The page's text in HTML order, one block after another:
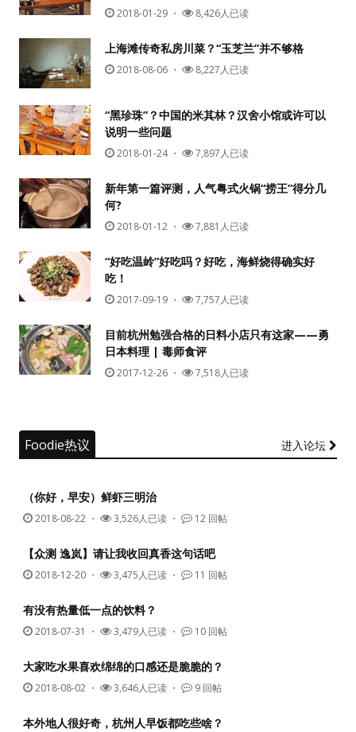
2018-01-29 ・ 8,426人已读
上海滩传奇私房川菜？“玉芝兰”并不够格
2018-08-06 ・ 8,227人已读
“黑珍珠”？中国的米其林？汉舍小馆或许可以
说明一些问题
2018-01-24・ 7,897人已读
新年第一篇评测，人气粤式火锅“捞王”得分几
何?
2018-01-12 ・ 7,881人已读
“好吃温岭”好吃吗？好吃，海鲜烧得确实好
吃！
2017-09-19 ・ 7,757人已读
目前杭州勉强合格的日料小店只有这家——勇
日本料理 | 毒师食评
2017-12-26 ・ 7,518人已读
Foodie热议 进入论坛
（你好，早安）鲜虾三明治
2018-08-22 ・ 3,526人已读 ・ 12 回帖
【众测 逸岚】请让我收回真香这句话吧
2018-12-20 ・ 3,475人已读 ・ 11 回帖
有没有热量低一点的饮料？
2018-07-31 ・ 3,479人已读 ・ 10 回帖
大家吃水果喜欢绵绵的口感还是脆脆的？
2018-08-02 ・ 3,646人已读 ・ 9 回帖
本外地人很好奇，杭州人早饭都吃些啥？